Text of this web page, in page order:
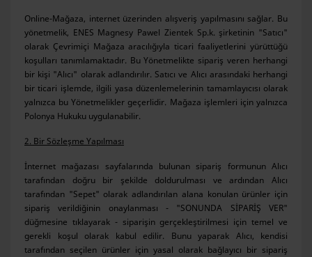
Online-Mağaza, internet üzerinden alışveriş yapılmasını sağlar. Bu
yönetmelik, ENES Magnesy Pawel Zientek Sp.k. şirketinin "Satıcı"
olarak Çevrimiçi Mağaza aracılığıyla ticari faaliyetlerini yürüttüğü
koşulları tanımlamaktadır. Bu Yönetmelikte sipariş veren herhangi
bir kişi "Alıcı" olarak adlandırılır. Satıcı ve Alıcı arasındaki herhangi
bir ticari işlemde, ilgili yasa düzenlemelerinin tamamlayıcısı olarak
yalnızca bu Yönetmelikler geçerlidir. Mağaza işlemleri için yalnızca
Polonya Hukuku uygulanabilir.
2. Bir Sözleşme Yapılması
İnternet mağazası sayfalarında bulunan sipariş formunun Alıcı
tarafından doğru bir şekilde doldurulması ve ardından Alıcı
tarafından "Sepet" olarak adlandırılan alana konulan ürünler için
sipariş verildiğinin onaylanması - "SONUNDA SİPARİŞ VER"
düğmesine tıklayarak - siparişin gerçekleştirilmesi için temel ve
gerekli koşul olarak kabul edilir. Bunu yaparak Alıcı, kendisi
tarafından seçilen ürünler için yasal olarak bağlayıcı bir sipariş